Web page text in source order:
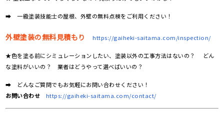
➡ 一級塗装技能士の屋根、外壁の無料点検をご利用ください！
外壁塗装の無料見積もり https://gaiheki-saitama.com/inspection/
★色を塗る前にシミュレーションしたい、塗装以外の工事方法はないの？ どん
な塗料がいいの？ 業者はどうやって選べばいいの？
➡ どんなご質問でもお気軽にお問い合わせください！
お問い合わせ
https://gaiheki-saitama.com/contact/